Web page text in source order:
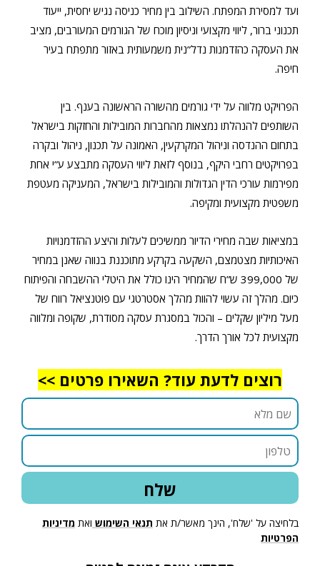
ועד למסירת המפתח. השילוב בין מחיר כניסה נגיש יחסית, ייעוד
תכנוני ברור, ליווי מקצועי וניסיון מוכח של הגורמים המעורבים, מציב
את העסקה כהזדמנות נדל”נית משמעותית באזור מתפתח בעיר
חיפה.
הפרויקט מלווה על ידי גורמים מהשורה הראשונה בענף. בין
השותפים להנהלתו נמצאות מהחברות המובילות והחזקות בישראל
בתחום ההנדסה וניהול המקרקעין, האמונה על תכנון, ניהול ובקרה
בפרויקטים רחבי היקף, בנוסף לזאת ליווי העסקה מתבצע ע”י אחת
מפירמות עורכי הדין הגדולות והמובילות בישראל, המעניקה מעטפת
משפטית מקצועית ומקיפה.
במציאות שבה מחירי הדיור ממשיכים לעלות והיצע ההזדמנויות
האיכותיות מצטמצם, השקעה בקרקע מתוכננת בנווה שאנן במחיר
של 399,000 ש”ח
שהמחיר הינו כולל את היטלי ההשבחה והפיתוח
כיום. מהלך זה עשוי להוות מהלך אסטרטגי עם פוטנציאל רווח של
מעל מיליון שקלים – והכול במסגרת עסקה מסודרת, שקופה ומלווה
מקצועית לכל אורך הדרך.
רוצים לדעת עוד? השאירו פרטים >>
בלחיצה על 'שלח', הינך מאשר/ת את תנאי השימוש ואת מדיניות
הפרטיות